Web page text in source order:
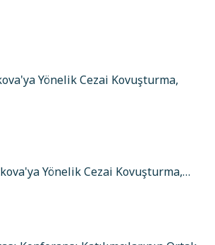
Yönelik Cezai Kovuşturma,
Yönelik Cezai Kovuşturma,…